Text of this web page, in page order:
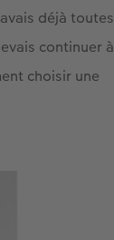
déjà toutes
continuer à
choisir une